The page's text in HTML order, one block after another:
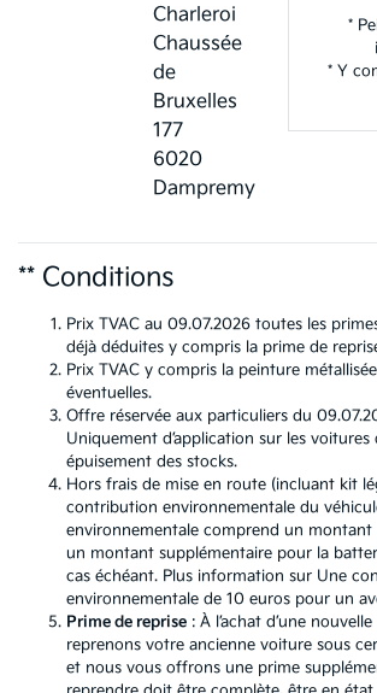
Charleroi
Chaussée
de
Bruxelles
177
6020
Dampremy
*
* Y
** Conditions
Prix TVAC au 09.07.2026 toutes les
déjà déduites y compris la prime de
Prix TVAC y compris la peinture
éventuelles.
Offre réservée aux particuliers du
Uniquement d’application sur les
épuisement des stocks.
Hors frais de mise en route (incluant kit
contribution environnementale du
environnementale comprend un montant
un montant supplémentaire pour la
cas échéant. Plus information sur Une
environnementale de 10 euros pour un
Prime de reprise : À l’achat d’une
reprenons votre ancienne voiture sous
et nous vous offrons une prime